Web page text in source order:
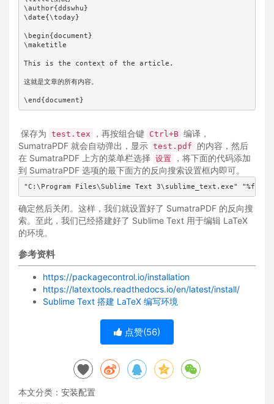
\author{ddswhu}
\date{\today}
\begin{document}
\maketitle
This is the context of the article.
这就是文章的所有内容。
\end{document}
保存为 test.tex ，再按组合键 Ctrl+B 编译，
SumatraPDF 就会自动弹出，显示 test.pdf
的内容，然后
在 SumatraPDF 上方的菜单栏选择 设置
，将下面的代码添加
到 SumatraPDF 选项的最下面方的反向搜索设置框内即可。
"C:\Program Files\Sublime Text 3\sublime_text.exe" "%f:%l"
确定然后关闭。这样，我们就设置好了 SumatraPDF 的反向搜
索。至此，我们已经搭建好了 Sublime Text 用于编辑 LaTeX
的环境。
参考资料
https://packagecontrol.io/installation
https://latextools.readthedocs.io/en/latest/install/
Sublime Text 搭建 LaTeX 编写环境
点赞(56)
本文分类： 安装配置